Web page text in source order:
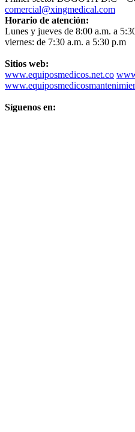
comercial@xingmedical.com
Horario de atención:
Lunes y jueves de 8:00 a.m. a
viernes: de 7:30 a.m. a 5:30 p.m
Sitios web:
www.equiposmedicos.net.co
Síguenos en: